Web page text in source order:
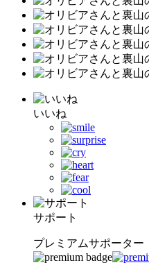
いいね
サポート
プレミアムサポーター